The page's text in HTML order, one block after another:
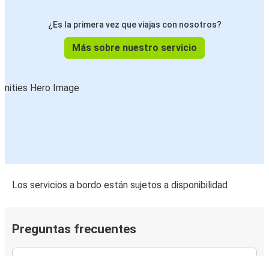
¿Es la primera vez que viajas con nosotros?
Más sobre nuestro servicio
Los servicios a bordo están sujetos a disponibilidad
Preguntas frecuentes